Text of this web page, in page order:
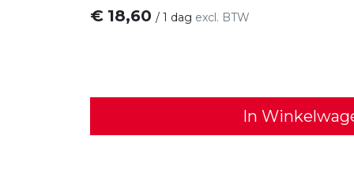
€ 18,60 / 1 dag excl. BTW
In